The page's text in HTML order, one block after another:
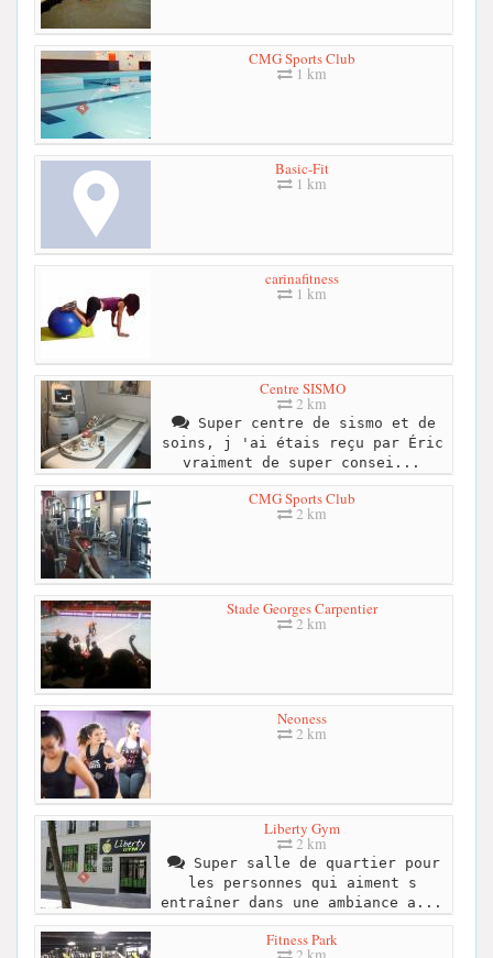
CMG Sports Club
1 km
Basic-Fit
1 km
carinafitness
1 km
Centre SISMO
2 km
Super centre de sismo et de
soins, j 'ai étais reçu par Éric
vraiment de super consei...
CMG Sports Club
2 km
Stade Georges Carpentier
2 km
Neoness
2 km
Liberty Gym
2 km
Super salle de quartier pour
les personnes qui aiment s
entraîner dans une ambiance a...
Fitness Park